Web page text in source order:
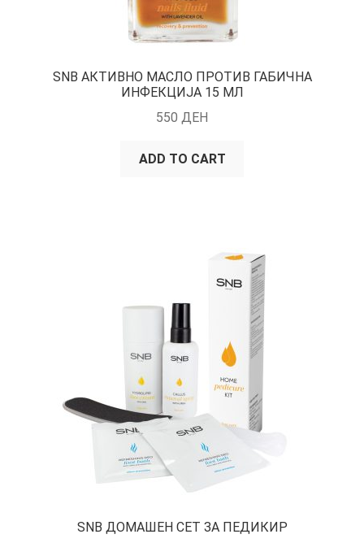
SNB АКТИВНО МАСЛО ПРОТИВ ГАБИЧНА
ИНФЕКЦИЈА 15 МЛ
550 ДЕН
ADD TO CART
SNB ДОМАШЕН СЕТ ЗА ПЕДИКИР